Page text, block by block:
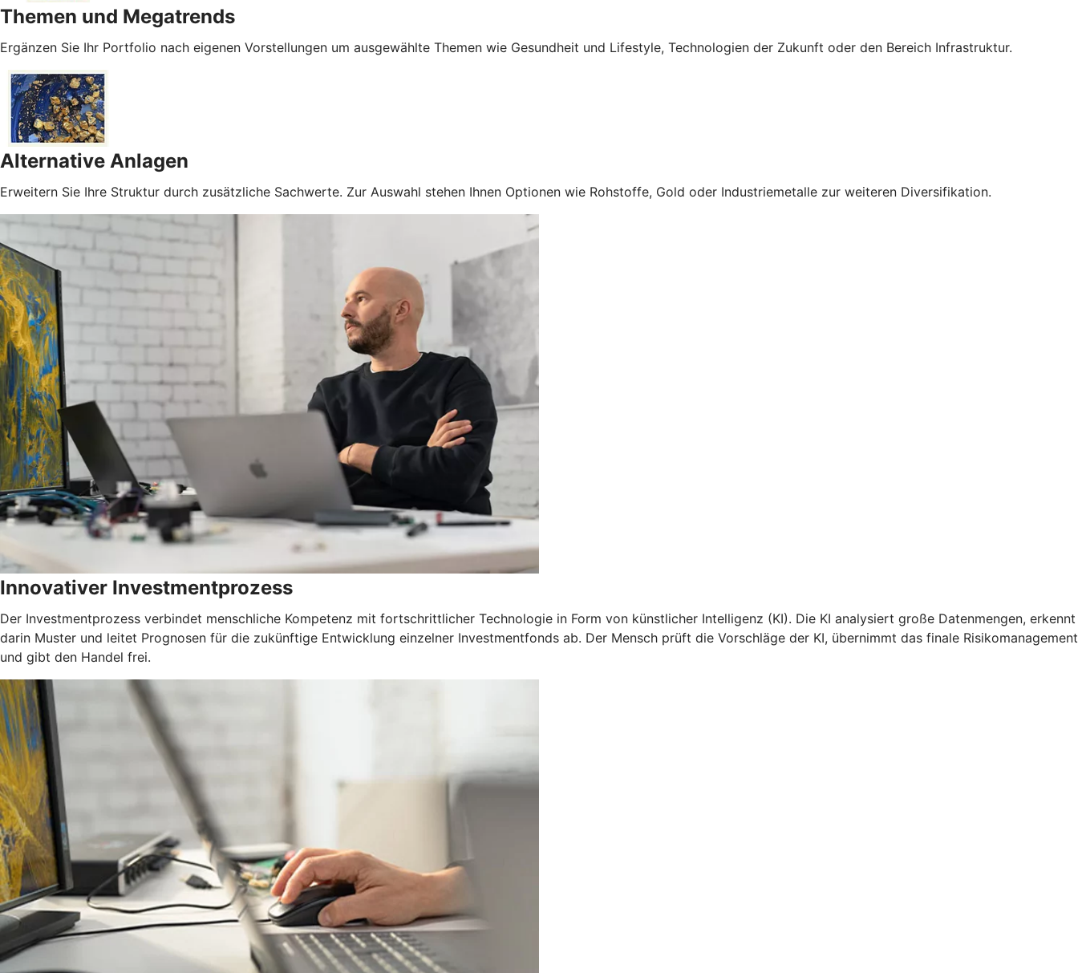
Themen und Megatrends
Ergänzen Sie Ihr Portfolio nach eigenen Vorstellungen um ausgewählte Themen wie Gesundheit und Lifestyle, Technologien der Zukunft oder den Bereich Infrastruktur.
Alternative Anlagen
Erweitern Sie Ihre Struktur durch zusätzliche Sachwerte. Zur Auswahl stehen Ihnen Optionen wie Rohstoffe, Gold oder Industriemetalle zur weiteren Diversifikation.
Innovativer Investmentprozess
Der Investmentprozess verbindet menschliche Kompetenz mit fortschrittlicher Technologie in Form von künstlicher Intelligenz (KI). Die KI analysiert große Datenmengen, erkennt
darin Muster und leitet Prognosen für die zukünftige Entwicklung einzelner Investmentfonds ab. Der Mensch prüft die Vorschläge der KI, übernimmt das finale Risikomanagement
und gibt den Handel frei.